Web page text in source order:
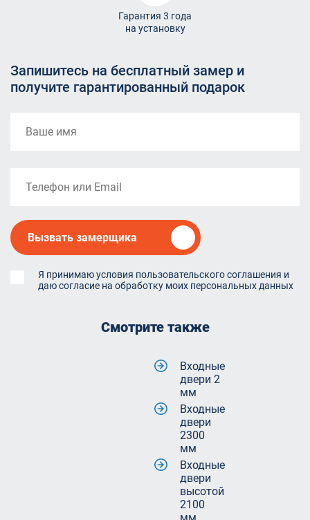
Гарантия 3 года
на установку
Запишитесь на бесплатный замер и
получите гарантированный подарок
Вызвать замерщика
Я принимаю условия пользовательского соглашения и
даю согласие на обработку моих персональных данных
Смотрите также
Входные
двери 2
Входные
Входные
высотой